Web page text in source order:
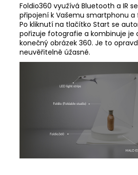
Foldio360 využívá Bluetooth a IR
připojení k Vašemu smartphonu a
Po kliknutí na tlačítko Start se
pořizuje fotografie a kombinuje je
konečný obrázek 360. Je to
neuvěřitelně úžasné.